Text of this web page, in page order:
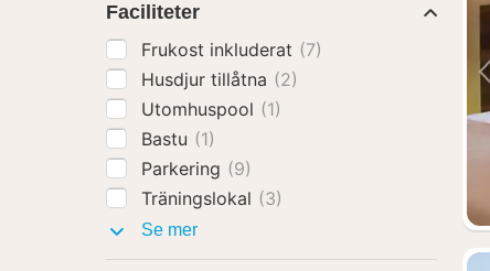
Faciliteter
Frukost inkluderat (7)
Husdjur tillåtna (2)
Utomhuspool (1)
Bastu (1)
Parkering (9)
Träningslokal (3)
Se merFaciliteter